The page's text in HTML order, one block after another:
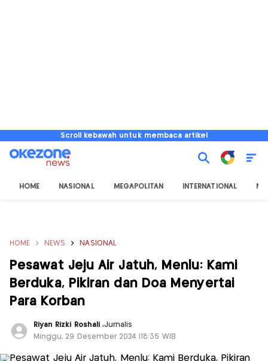
Scroll kebawah untuk membaca artikel
HOME NASIONAL MEGAPOLITAN INTERNATIONAL
HOME NEWS NASIONAL
Pesawat Jeju Air Jatuh, Menlu: Kami
Berduka, Pikiran dan Doa Menyertai
Para Korban
Riyan Rizki Roshali ,Jurnalis
Minggu, 29 Desember 2024 |18:35 WIB